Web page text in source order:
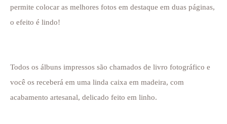
permite colocar as melhores fotos em destaque em duas páginas,
o efeito é lindo!
Todos os álbuns impressos são chamados de livro fotográfico e
você os receberá em uma linda caixa em madeira, com
acabamento artesanal, delicado feito em linho.